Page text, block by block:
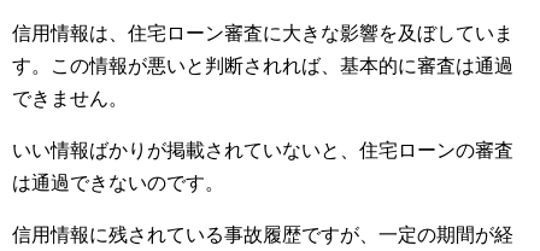
信用情報は、住宅ローン審査に大きな影響を及ぼしていま
す。この情報が悪いと判断されれば、基本的に審査は通過
できません。
いい情報ばかりが掲載されていないと、住宅ローンの審査
は通過できないのです。
信用情報に残されている事故履歴ですが、一定の期間が経